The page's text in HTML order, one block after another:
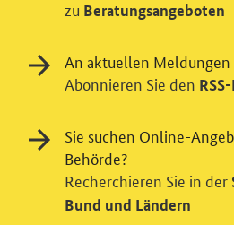
Videodienst
Wir bitten Sie an dieser Stelle
verschiedene Zusatzdienste
möchten die Nutzeraktivität mit
zu Beratungsangeboten
An aktuellen Meldungen
Abonnieren Sie den
Sie suchen Online-
Behörde?
Recherchieren Sie in der
Bund und Ländern